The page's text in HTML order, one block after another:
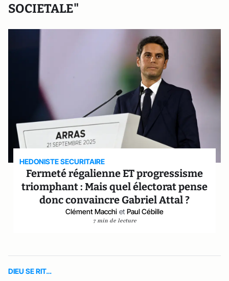
SOCIETALE"
HEDONISTE SECURITAIRE
Fermeté régalienne ET progressisme
triomphant : Mais quel électorat pense
donc convaincre Gabriel Attal ?
Clément Macchi et Paul Cébille
7 min de lecture
DIEU SE RIT…